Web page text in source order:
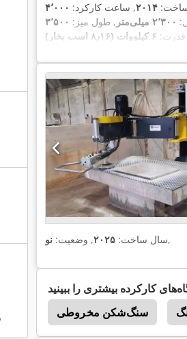
۲۰۱۴, ساعت کارکرد:
۲٬۳۰۰ میلی‌متر , طول میز: ۳٬۵۰۰
قدرت: ۶ کیلووات (۸٫۱۶ اسب بخار)
سال ساخت: ۲۰۲۵, وضعیت: نو ,
کارکرده بیشتری را ببینید
سنگ‌شکن مخروطی